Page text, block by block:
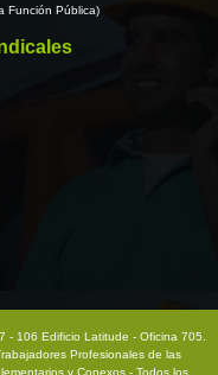
Función Pública)
- 106 Edificio Latitude - Oficina 705.
Profesionales de las
y Conexos - Todos los